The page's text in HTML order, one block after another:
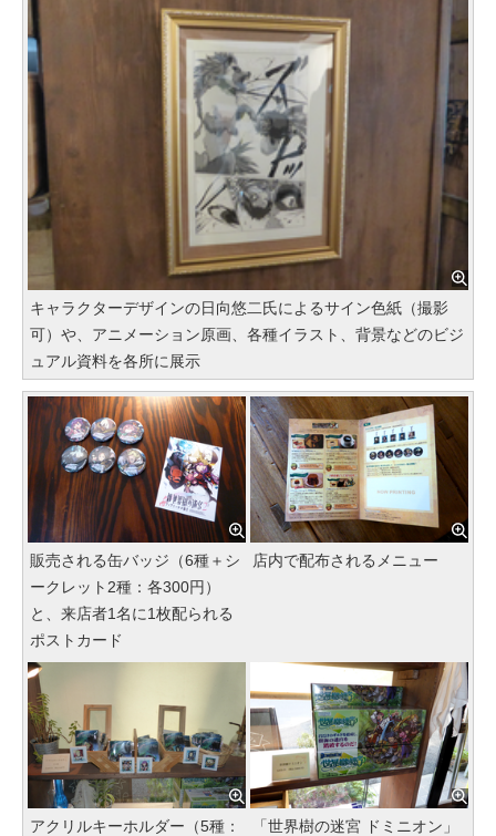
キャラクターデザインの日向悠二氏によるサイン色紙（撮影
可）や、アニメーション原画、各種イラスト、背景などのビジ
ュアル資料を各所に展示
販売される缶バッジ（6種＋シ
ークレット2種：各300円）
と、来店者1名に1枚配られる
ポストカード
店内で配布されるメニュー
アクリルキーホルダー（5種：
「世界樹の迷宮 ドミニオン」